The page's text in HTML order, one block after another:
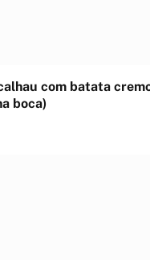
com batata
boca)